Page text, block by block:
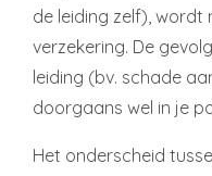
de leiding zelf),
verzekering. De
leiding (bv. schade
doorgaans wel in je
Het onderscheid